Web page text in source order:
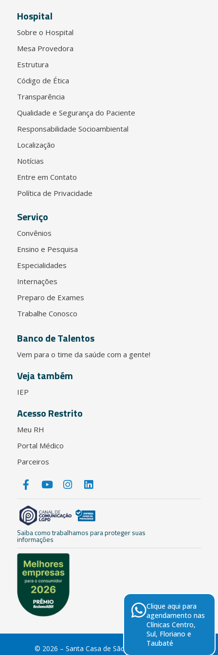
Hospital
Sobre o Hospital
Mesa Provedora
Estrutura
Código de Ética
Transparência
Qualidade e Segurança do Paciente
Responsabilidade Socioambiental
Localização
Notícias
Entre em Contato
Política de Privacidade
Serviço
Convênios
Ensino e Pesquisa
Especialidades
Internações
Preparo de Exames
Trabalhe Conosco
Banco de Talentos
Vem para o time da saúde com a gente!
Veja também
IEP
Acesso Restrito
Meu RH
Portal Médico
Parceiros
Saiba como trabalhamos para proteger suas
informações
Clique aqui para
agendamento nas
Clínicas Centro,
Sul, Floriano e
Taubaté
© 2026 – Santa Casa de São José dos Campos.